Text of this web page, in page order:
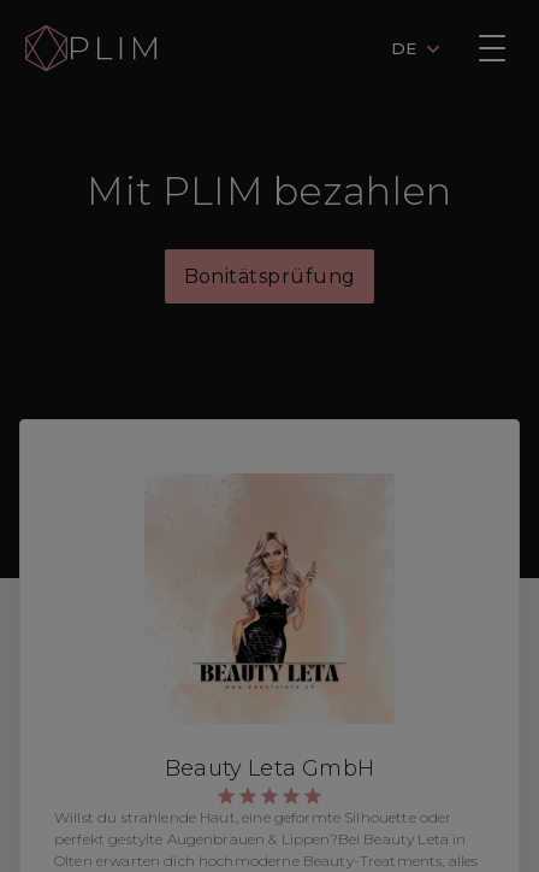
DE
Mit PLIM bezahlen
Bonitätsprüfung
Beauty Leta GmbH
Willst du strahlende Haut, eine geformte Silhouette oder
perfekt gestylte Augenbrauen & Lippen?Bei Beauty Leta in
Olten erwarten dich hochmoderne Beauty-Treatments, alles